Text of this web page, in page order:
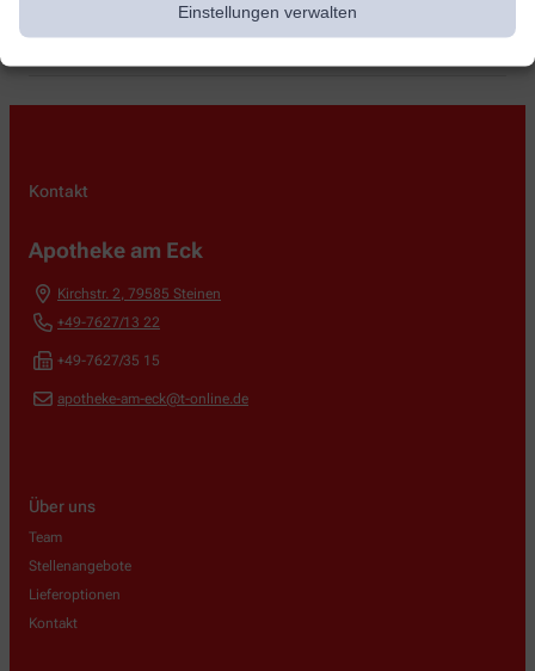
Einstellungen verwalten
Kontakt
Apotheke am Eck
Kirchstr. 2 79585 Steinen
+49-7627/13 22
+49-7627/35 15
apotheke-am-eck@t-online.de
Über uns
Team
Stellenangebote
Lieferoptionen
Kontakt